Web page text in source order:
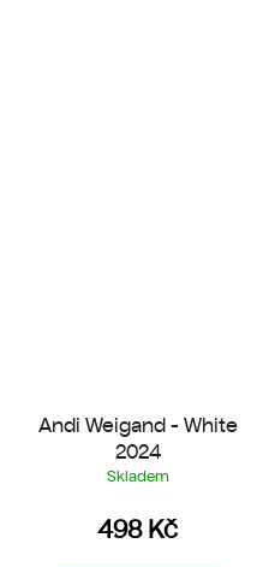
Andi Weigand - White
2024
Skladem
498 Kč